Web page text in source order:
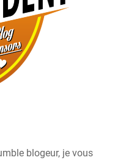
blogeur, je vous